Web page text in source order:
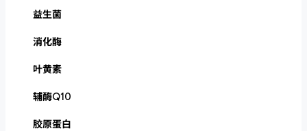
益生菌
消化酶
叶黄素
辅酶Q10
胶原蛋白